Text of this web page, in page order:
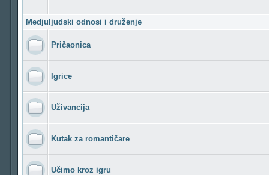
Medjuljudski odnosi i druženje
Pričaonica
Igrice
Uživancija
Kutak za romantičare
Učimo kroz igru